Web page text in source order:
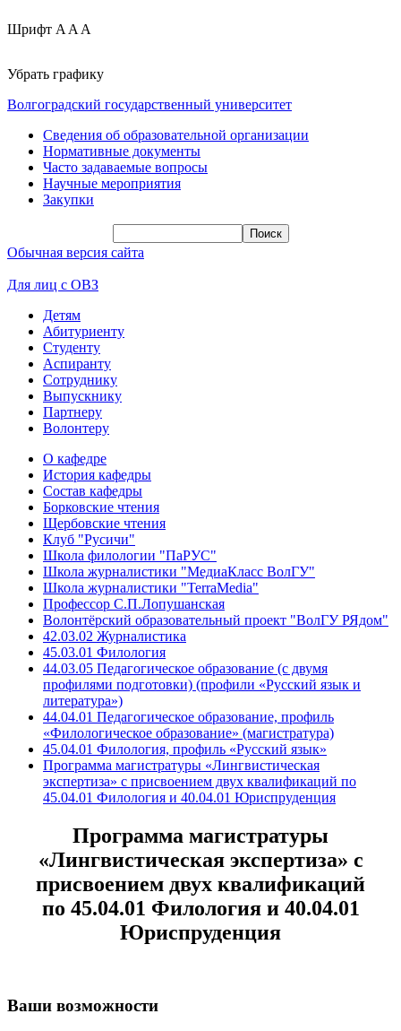
Шрифт A A A
Убрать графику
Волгоградский государственный университет
Сведения об образовательной организации
Нормативные документы
Часто задаваемые вопросы
Научные мероприятия
Закупки
Обычная версия сайта
Для лиц с ОВЗ
Детям
Абитуриенту
Студенту
Аспиранту
Сотруднику
Выпускнику
Партнеру
Волонтеру
О кафедре
История кафедры
Состав кафедры
Борковские чтения
Щербовские чтения
Клуб "Русичи"
Школа филологии "ПаРУС"
Школа журналистики "МедиаКласс ВолГУ"
Школа журналистики "TerraMedia"
Профессор С.П.Лопушанская
Волонтёрский образовательный проект "ВолГУ РЯдом"
42.03.02 Журналистика
45.03.01 Филология
44.03.05 Педагогическое образование (с двумя
профилями подготовки) (профили «Русский язык и
литература»)
44.04.01 Педагогическое образование, профиль
«Филологическое образование» (магистратура)
45.04.01 Филология, профиль «Русский язык»
Программа магистратуры «Лингвистическая
экспертиза» с присвоением двух квалификаций по
45.04.01 Филология и 40.04.01 Юриспруденция
Программа магистратуры
«Лингвистическая экспертиза» с
присвоением двух квалификаций
по 45.04.01 Филология и 40.04.01
Юриспруденция
Ваши возможности